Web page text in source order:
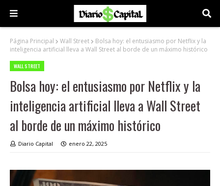
Página Principal Wall Street
Bolsa hoy: el entusiasmo por Netflix y la
inteligencia artificial lleva a Wall Street al borde de un máximo histórico
WALL STREET
Bolsa hoy: el entusiasmo por Netflix y la
inteligencia artificial lleva a Wall Street
al borde de un máximo histórico
Diario Capital enero 22, 2025